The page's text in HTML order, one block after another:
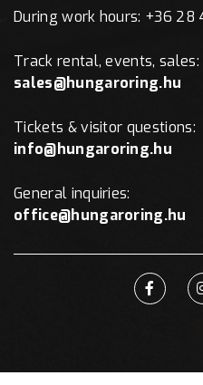
During work hours: +36 28
Track rental, events, sales:
sales@hungaroring.hu
Tickets & visitor questions:
info@hungaroring.hu
General inquiries:
office@hungaroring.hu